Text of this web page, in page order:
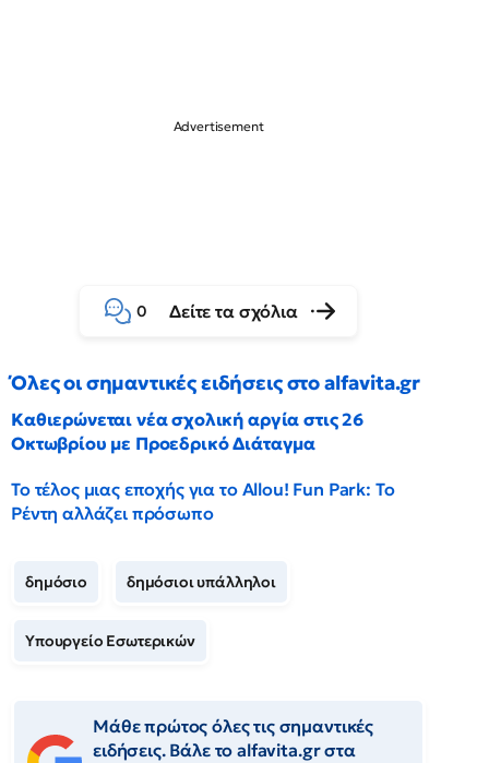
0 Δείτε τα σχόλια
Όλες οι σημαντικές ειδήσεις στο alfavita.gr
Καθιερώνεται νέα σχολική αργία στις 26
Οκτωβρίου με Προεδρικό Διάταγμα
Το τέλος μιας εποχής για το Allou! Fun Park: Το
Ρέντη αλλάζει πρόσωπο
δημόσιο δημόσιοι υπάλληλοι
Υπουργείο Εσωτερικών
Μάθε πρώτος όλες τις σημαντικές
ειδήσεις. Βάλε το alfavita.gr στα